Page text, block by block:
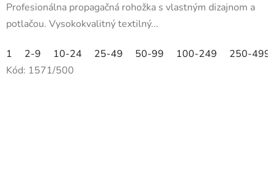
Profesionálna propagačná rohožka s vlastným dizajnom a
potlačou. Vysokokvalitný textilný...
1 2-9 10-24 25-49 50-99 100-249
250-499
Kód: 1571/500